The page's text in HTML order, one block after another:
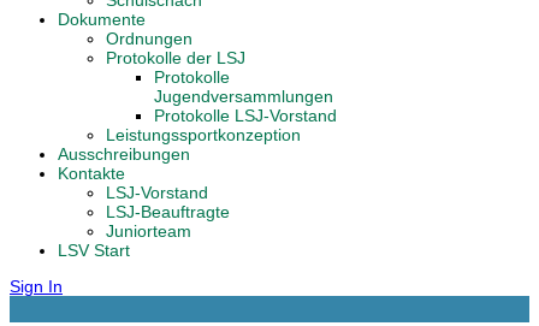
Dokumente
Ordnungen
Protokolle der LSJ
Protokolle
Jugendversammlungen
Protokolle LSJ-Vorstand
Leistungssportkonzeption
Ausschreibungen
Kontakte
LSJ-Vorstand
LSJ-Beauftragte
Juniorteam
LSV Start
Sign In